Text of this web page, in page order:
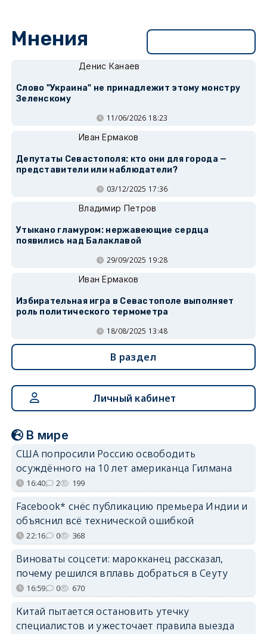
Мнения
Денис Канаев
Слово "Украина" не принадлежит этому монстру
Зеленскому
11/06/2026 18:23
Иван Ермаков
Депутаты Севастополя: кто они для города —
представители или наблюдатели?
03/12/2025 17:36
Владимир Петров
Утыкано гламуром: нержавеющие сердца
появились над Балаклавой
29/09/2025 19:28
Иван Ермаков
Избирательная игра в Севастополе выполняет
роль политического термометра
18/08/2025 13:48
В раздел
Личный кабинет
В мире
США попросили Россию освободить
осуждённого на 10 лет американца Гилмана
16:40 2 199
Facebook* снёс публикацию премьера Индии и
объяснил всё технической ошибкой
22:16 0 368
Виноваты соцсети: марокканец рассказал,
почему решился вплавь добраться в Сеуту
16:59 0 670
Китай пытается остановить утечку
специалистов и ужесточает правила выезда